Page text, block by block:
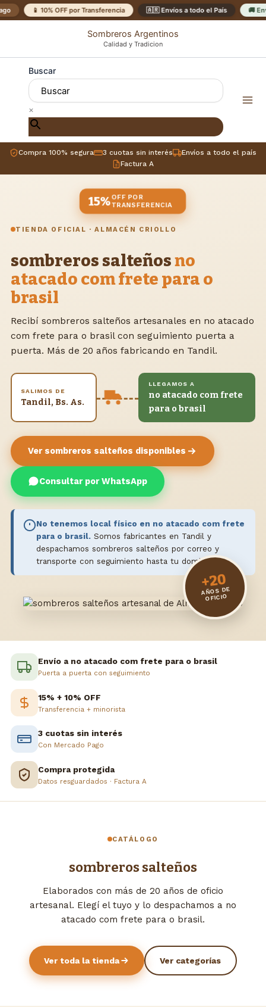
📱 10% OFF por Transferencia 🇦🇷 Envíos a todo el País 🚚
Ir
al
Sombreros Argentinos
Calidad y Tradicion
Buscar
×
Compra 100% segura 3 cuotas sin interés
Envíos a todo el país
Factura A
15%OFF POR
TRANSFERENCIA
TIENDA OFICIAL · ALMACÉN CRIOLLO
sombreros salteñosno
atacado com frete para o
brasil
Recibí sombreros salteños artesanales en no atacado
com frete para o brasil con seguimiento puerta a
puerta. Más de 20 años fabricando en Tandil.
SALIMOS DE
Tandil, Bs. As.
LLEGAMOS A
no atacado com frete
para o brasil
Ver sombreros salteños disponibles
Consultar por WhatsApp
No tenemos local físico en no atacado com frete
para o brasil. Somos fabricantes en Tandil y
despachamos sombreros salteños por correo y
transporte con seguimiento hasta tu domicilio.
+20
AÑOS DE
OFICIO
Envío a no atacado com frete para o brasil
Puerta a puerta con seguimiento
15% + 10% OFF
Transferencia + minorista
3 cuotas sin interés
Con Mercado Pago
Compra protegida
Datos resguardados · Factura A
CATÁLOGO
sombreros salteños
Elaborados con más de 20 años de oficio
artesanal. Elegí el tuyo y lo despachamos a no
atacado com frete para o brasil.
Ver toda la tienda Ver categorías